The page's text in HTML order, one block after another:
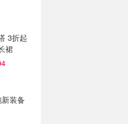
3折起
裙
装备